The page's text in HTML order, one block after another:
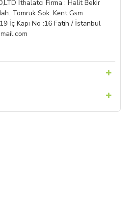
İthalatcı Firma : Halit Bekir
Tomruk Sok. Kent Gsm
İç Kapı No :16 Fatih / İstanbul